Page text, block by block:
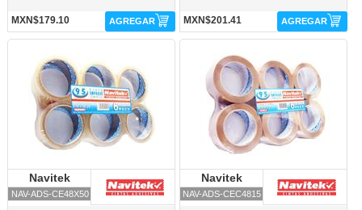
MXN$179.10 AGREGAR MXN$201.41 AGREGAR
Navitek
NAV-ADS-CE48X50
Navitek
NAV-ADS-CEC4815